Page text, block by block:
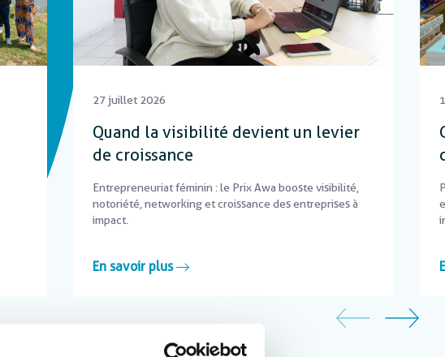
27 juillet 2026
Quand la visibilité devient un levier
de croissance
Entrepreneuriat féminin : le Prix Awa booste visibilité,
notoriété, networking et croissance des entreprises à
impact.
En savoir plus